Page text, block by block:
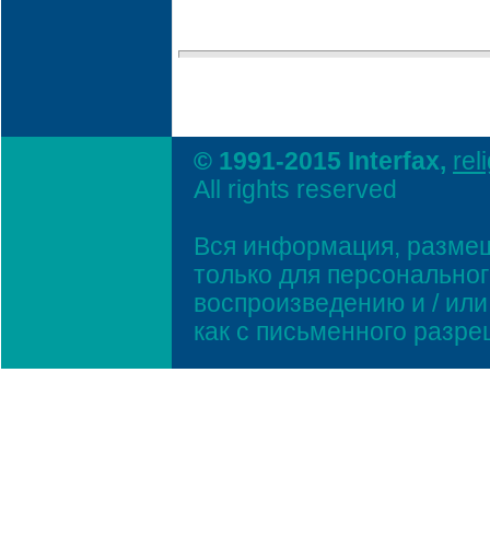
© 1991-2015 Interfax,
All rights reserved
Вся информация,
только для
воспроизведению и /
как с письменного